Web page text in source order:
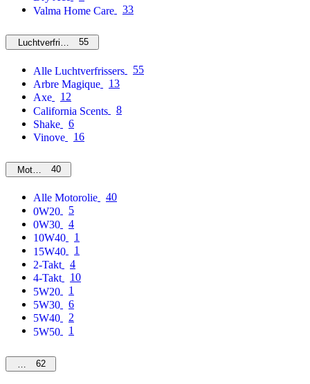
Valma Home Care
33
Luchtverfrissers55
Alle Luchtverfrissers
55
Arbre Magique
13
Axe
12
California Scents
8
Shake
6
Vinove
16
Motorolie40
Alle Motorolie
40
0W20
5
0W30
4
10W40
1
15W40
1
2-Takt
4
4-Takt
10
5W20
1
5W30
6
5W40
2
5W50
1
MPM62